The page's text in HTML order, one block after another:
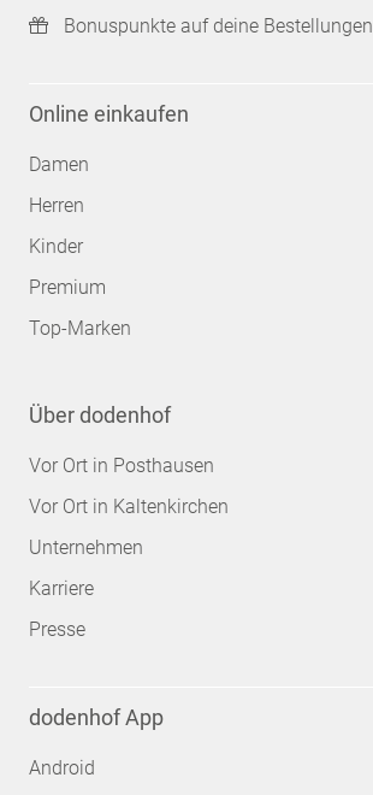
Bonuspunkte auf deine Bestellungen
Online einkaufen
Damen
Herren
Kinder
Premium
Top-Marken
Über dodenhof
Vor Ort in Posthausen
Vor Ort in Kaltenkirchen
Unternehmen
Karriere
Presse
dodenhof App
Android